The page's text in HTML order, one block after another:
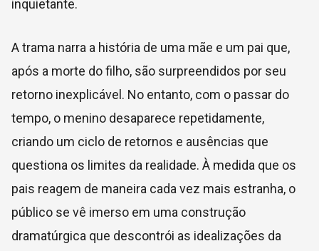
inquietante.
A trama narra a história de uma mãe e um pai que,
após a morte do filho, são surpreendidos por seu
retorno inexplicável. No entanto, com o passar do
tempo, o menino desaparece repetidamente,
criando um ciclo de retornos e ausências que
questiona os limites da realidade. À medida que os
pais reagem de maneira cada vez mais estranha, o
público se vê imerso em uma construção
dramatúrgica que descontrói as idealizações da